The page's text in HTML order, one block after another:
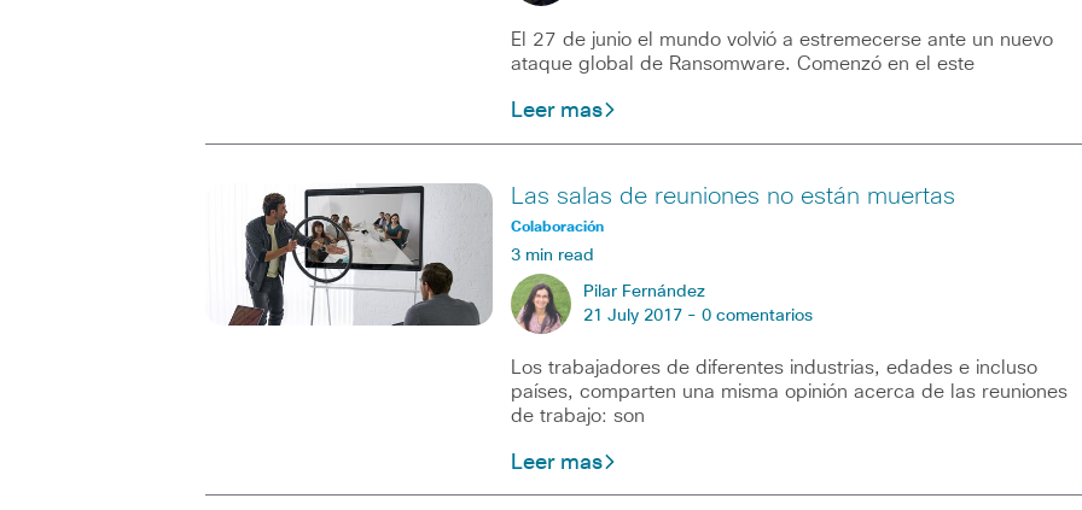
El 27 de junio el mundo volvió a estremecerse ante un nuevo
ataque global de Ransomware. Comenzó en el este
Leer mas
Las salas de reuniones no están muertas
Colaboración
3 min read
Pilar Fernández
21 July 2017 - 0 comentarios
Los trabajadores de diferentes industrias, edades e incluso
países, comparten una misma opinión acerca de las reuniones
de trabajo: son
Leer mas